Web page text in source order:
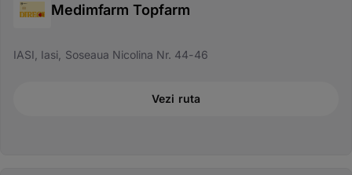
Medimfarm Topfarm
IASI, Iasi, Soseaua Nicolina Nr. 44-46
Vezi ruta